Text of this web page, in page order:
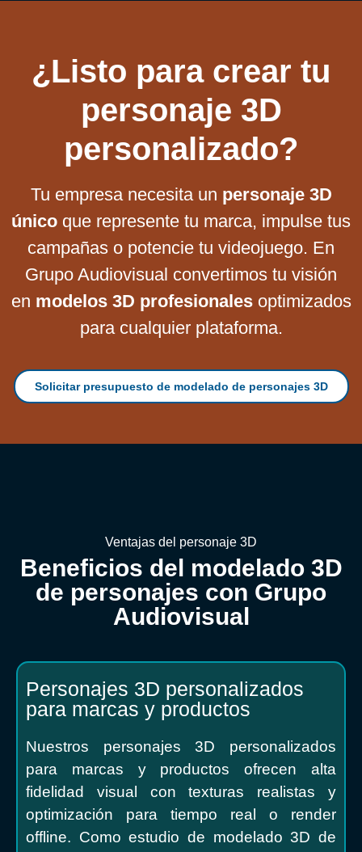
¿Listo para crear tu
personaje 3D
personalizado?
Tu empresa necesita un personaje 3D
único que represente tu marca, impulse tus
campañas o potencie tu videojuego. En
Grupo Audiovisual convertimos tu visión
en modelos 3D profesionalesoptimizados
para cualquier plataforma.
Solicitar presupuesto de modelado de personajes 3D
Ventajas del personaje 3D
Beneficios del modelado 3D
de personajes con Grupo
Audiovisual
Personajes 3D personalizados
para marcas y productos
Nuestros personajes 3D personalizados
para marcas y productos ofrecen alta
fidelidad visual con texturas realistas y
optimización para tiempo real o render
offline. Como estudio de modelado 3D de